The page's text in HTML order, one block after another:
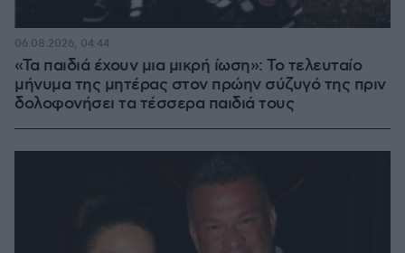
«Τα παιδιά έχουν μια μικρή ίωση»: Το τελευταίο
μήνυμα της μητέρας στον πρώην σύζυγό της πριν
δολοφονήσει τα τέσσερα παιδιά τους
06.08.2026, 04:44